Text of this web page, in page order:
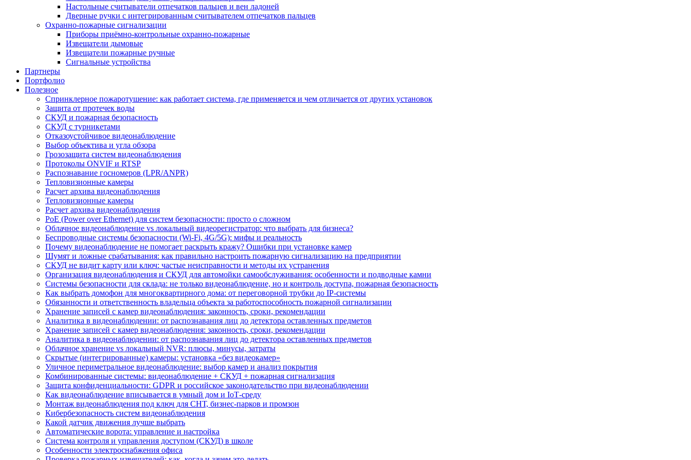
Настольные считыватели отпечатков пальцев и вен ладоней
Дверные ручки с интегрированным считывателем отпечатков пальцев
Охранно-пожарные сигнализации
Приборы приёмно-контрольные охранно-пожарные
Извещатели дымовые
Извещатели пожарные ручные
Сигнальные устройства
Партнеры
Портфолио
Полезное
Спринклерное пожаротушение: как работает система, где применяется и чем отличается от других установок
Защита от протечек воды
СКУД и пожарная безопасность
СКУД с турникетами
Отказоустойчивое видеонаблюдение
Выбор объектива и угла обзора
Грозозащита систем видеонаблюдения
Протоколы ONVIF и RTSP
Распознавание госномеров (LPR/ANPR)
Тепловизионные камеры
Расчет архива видеонаблюдения
Тепловизионные камеры
Расчет архива видеонаблюдения
PoE (Power over Ethernet) для систем безопасности: просто о сложном
Облачное видеонаблюдение vs локальный видеорегистратор: что выбрать для бизнеса?
Беспроводные системы безопасности (Wi-Fi, 4G/5G): мифы и реальность
Почему видеонаблюдение не помогает раскрыть кражу? Ошибки при установке камер
Шумят и ложные срабатывания: как правильно настроить пожарную сигнализацию на предприятии
СКУД не видит карту или ключ: частые неисправности и методы их устранения
Организация видеонаблюдения и СКУД для автомойки самообслуживания: особенности и подводные камни
Системы безопасности для склада: не только видеонаблюдение, но и контроль доступа, пожарная безопасность
Как выбрать домофон для многоквартирного дома: от переговорной трубки до IP-системы
Обязанности и ответственность владельца объекта за работоспособность пожарной сигнализации
Хранение записей с камер видеонаблюдения: законность, сроки, рекомендации
Аналитика в видеонаблюдении: от распознавания лиц до детектора оставленных предметов
Хранение записей с камер видеонаблюдения: законность, сроки, рекомендации
Аналитика в видеонаблюдении: от распознавания лиц до детектора оставленных предметов
Облачное хранение vs локальный NVR: плюсы, минусы, затраты
Скрытые (интегрированные) камеры: установка «без видеокамер»
Уличное периметральное видеонаблюдение: выбор камер и анализ покрытия
Комбинированные системы: видеонаблюдение + СКУД + пожарная сигнализация
Защита конфиденциальности: GDPR и российское законодательство при видеонаблюдении
Как видеонаблюдение вписывается в умный дом и IoT‑среду
Монтаж видеонаблюдения под ключ для СНТ, бизнес‑парков и промзон
Кибербезопасность систем видеонаблюдения
Какой датчик движения лучше выбрать
Автоматические ворота: управление и настройка
Система контроля и управления доступом (СКУД) в школе
Особенности электроснабжения офиса